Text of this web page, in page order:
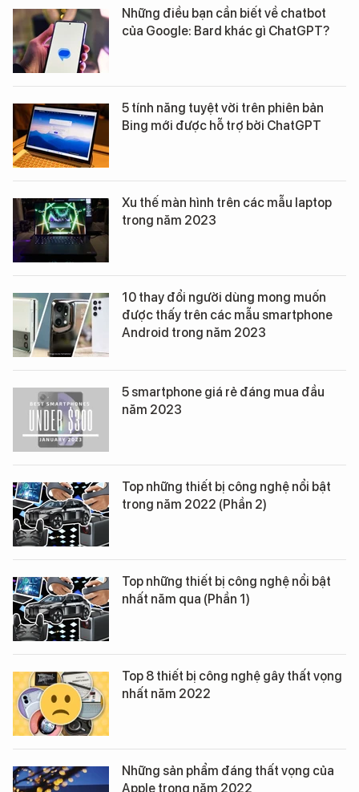
Những điều bạn cần biết về chatbot
của Google: Bard khác gì ChatGPT?
5 tính năng tuyệt vời trên phiên bản
Bing mới được hỗ trợ bởi ChatGPT
Xu thế màn hình trên các mẫu laptop
trong năm 2023
10 thay đổi người dùng mong muốn
được thấy trên các mẫu smartphone
Android trong năm 2023
5 smartphone giá rẻ đáng mua đầu
năm 2023
Top những thiết bị công nghệ nổi bật
trong năm 2022 (Phần 2)
Top những thiết bị công nghệ nổi bật
nhất năm qua (Phần 1)
Top 8 thiết bị công nghệ gây thất vọng
nhất năm 2022
Những sản phẩm đáng thất vọng của
Apple trong năm 2022